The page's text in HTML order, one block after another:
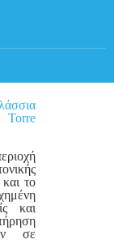
Torre
το
και
σε